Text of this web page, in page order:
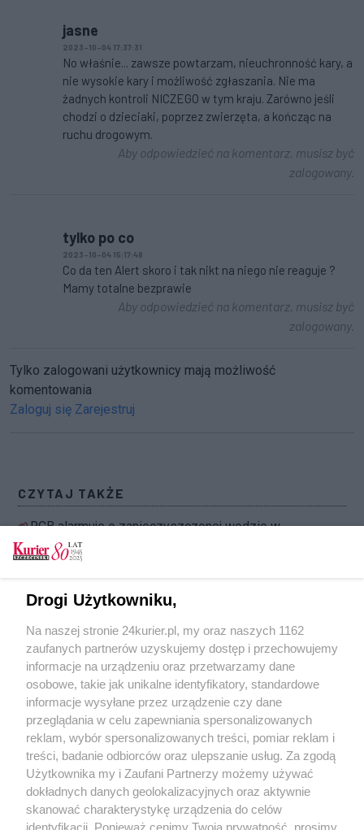
jasne
2023-10-04 17:37:31
No właśnie... zawsze powtarzam, nieuchronność kary, a
nie wysokie kary i możliwość zgłaszania. Nie ma
żadnych kontroli NICZEGO w tym kraju. Zarówno jeśli
chodzi o dzieciaki, poprzez zwierzęta, a kończąc na
ruchu drogowym.
Aby odpowiedzieć na komentarz, musisz być
zalogowany.
tylko po co
2023-10-04 15:17:48
Co da ten Alert skoro i tak nikt na niego nie reaguje ?
Mamy totalne bezprawie
Aby odpowiedzieć na komentarz, musisz być
zalogowany.
Tylko zalogowani użytkownicy mają możliwość
komentowania
Zaloguj się Zarejestruj
CZYTAJ TAKŻE
RCB alarmuje o zanieczyszczonej wodzie w
Odrze
regionie temperatura maksymalna w dzień może
dojść do 36°C
Ostrzeżenie przed porywistym wiatrem nad
morzem
POGODA
22℃
Zobacz prognozę na 3 dni
Drogi Użytkowniku,
Na naszej stronie 24kurier.pl, my oraz naszych 1162
zaufanych partnerów uzyskujemy dostęp i przechowujemy
informacje na urządzeniu oraz przetwarzamy dane
osobowe, takie jak unikalne identyfikatory, standardowe
informacje wysyłane przez urządzenie czy dane
przeglądania w celu zapewniania spersonalizowanych
reklam, wybór spersonalizowanych treści, pomiar reklam i
treści, badanie odbiorców oraz ulepszanie usług. Za zgodą
Użytkownika my i Zaufani Partnerzy możemy używać
dokładnych danych geolokalizacyjnych oraz aktywnie
skanować charakterystykę urządzenia do celów
identyfikacji. Ponieważ cenimy Twoją prywatność, prosimy